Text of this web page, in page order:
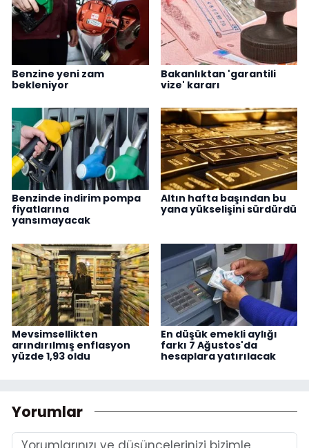
Benzine yeni zam
bekleniyor
Bakanlıktan 'garantili
vize' kararı
Benzinde indirim pompa
fiyatlarına
yansımayacak
Altın hafta başından bu
yana yükselişini sürdürdü
Mevsimsellikten
arındırılmış enflasyon
yüzde 1,93 oldu
En düşük emekli aylığı
farkı 7 Ağustos'da
hesaplara yatırılacak
Yorumlar